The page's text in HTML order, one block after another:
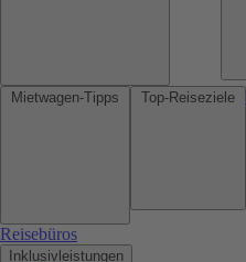
Reisebüros
Inklusivleistungen